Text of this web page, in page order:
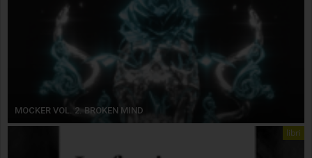
MOCKER VOL. 2. BROKEN MIND
libri